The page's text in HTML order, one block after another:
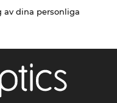
dina personliga